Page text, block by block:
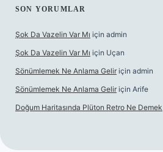
SON YORUMLAR
Şok Da Vazelin Var Mı için admin
Şok Da Vazelin Var Mı için Uçan
Sönümlemek Ne Anlama Gelir için admin
Sönümlemek Ne Anlama Gelir için Arife
Doğum Haritasında Plüton Retro Ne Demek